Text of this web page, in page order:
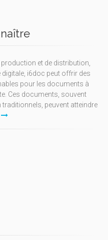
et de distribution,
i6doc peut offrir des
pour les documents à
Ces documents, souvent
peuvent atteindre